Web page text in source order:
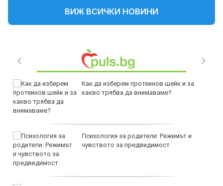
ВИЖ ВСИЧКИ НОВИНИ
Как да изберем протеинов шейк и за
какво трябва да внимаваме?
Психология за родители: Режимът и
чувството за предвидимост